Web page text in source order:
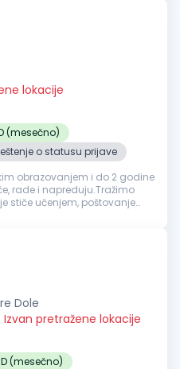
lokacije
(mesečno)
o statusu prijave
obrazovanjem i do 2 godine
rade i napreduju.Tražimo
stiče učenjem, poštovanje
Dole
Izvan pretražene lokacije
(mesečno)